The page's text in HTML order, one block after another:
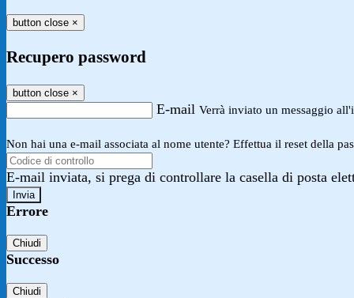
button close ×
Recupero password
button close ×
E-mail Verrà inviato un messaggio
Non hai una e-mail associata al nome utente? Effettua il reset della
E-mail inviata, si prega di controllare la casella di posta
Errore
Chiudi
Successo
Chiudi